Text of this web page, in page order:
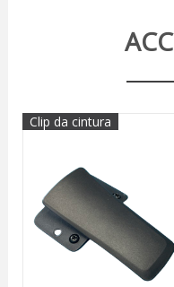
Clip da cintura